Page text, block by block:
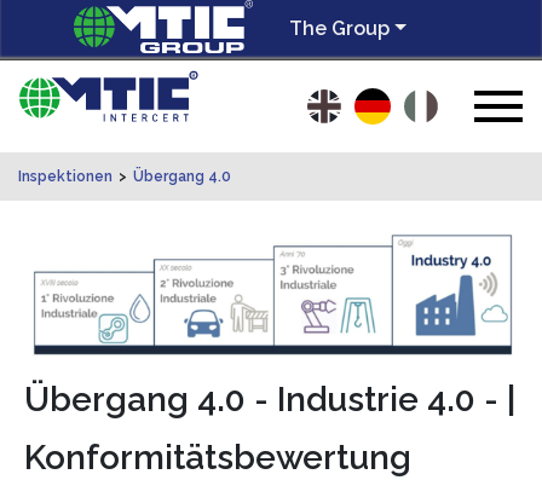
The Group
Inspektionen > Übergang 4.0
Übergang 4.0 - Industrie 4.0 - |
Konformitätsbewertung